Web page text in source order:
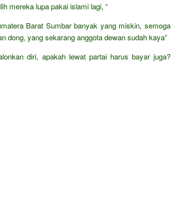
mereka lupa pakai islami lagi, “
Barat Sumbar banyak yang miskin, semoga
dong, yang sekarang anggota dewan sudah kaya”
diri, apakah lewat partai harus bayar juga?